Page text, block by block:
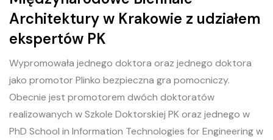
Architektury w Krakowie z udziałem
ekspertów PK
Wypromowała jednego doktora oraz jednego doktora
jako promotorPlinko bezpieczna gra pomocniczy.
Obecnie jest promotorem dwóch doktoratów
realizowanych w Szkole Doktorskiej PK oraz jednego w
PhD School in Information Technologies for Engineering w